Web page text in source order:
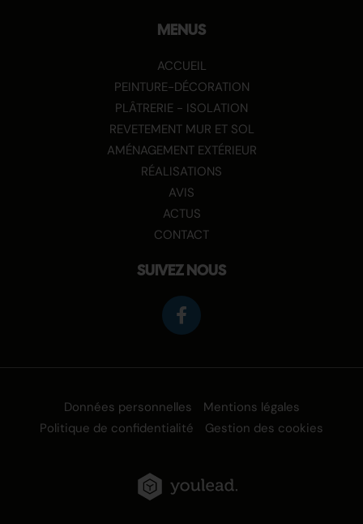
MENUS
ACCUEIL
PEINTURE-DÉCORATION
PLÂTRERIE - ISOLATION
REVETEMENT MUR ET SOL
AMÉNAGEMENT EXTÉRIEUR
RÉALISATIONS
AVIS
ACTUS
CONTACT
SUIVEZ NOUS
Données personnelles
Mentions légales
Politique de confidentialité
Gestion des cookies